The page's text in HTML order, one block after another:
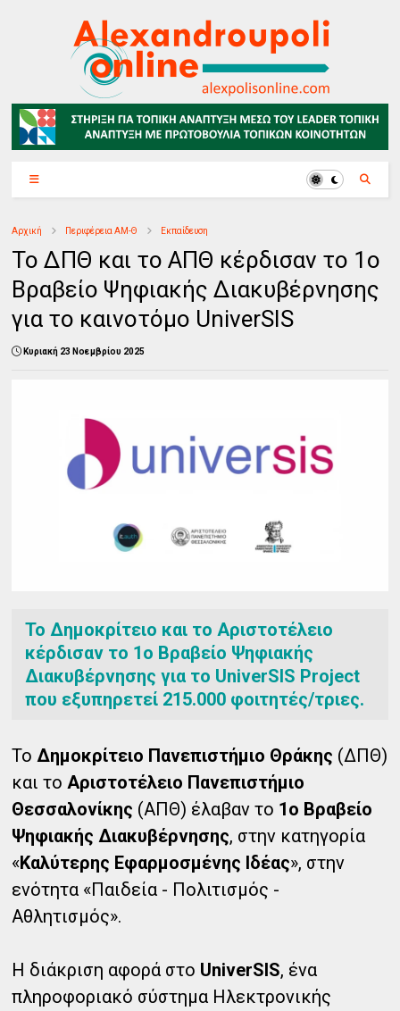
Αρχική Περιφέρεια ΑΜ-Θ Εκπαίδευση
Το ΔΠΘ και το ΑΠΘ κέρδισαν το 1ο
Βραβείο Ψηφιακής Διακυβέρνησης
για το καινοτόμο UniverSIS
Κυριακή 23 Νοεμβρίου 2025
Το Δημοκρίτειο και το Αριστοτέλειο
κέρδισαν το 1ο Βραβείο Ψηφιακής
Διακυβέρνησης για το UniverSIS Project
που εξυπηρετεί 215.000 φοιτητές/τριες.
Το Δημοκρίτειο Πανεπιστήμιο Θράκης (ΔΠΘ)
και το Αριστοτέλειο Πανεπιστήμιο
Θεσσαλονίκης (ΑΠΘ) έλαβαν το 1ο Βραβείο
Ψηφιακής Διακυβέρνησης, στην κατηγορία
«Καλύτερης Εφαρμοσμένης Ιδέας», στην
ενότητα «Παιδεία - Πολιτισμός -
Αθλητισμός».
Η διάκριση αφορά στο UniverSIS, ένα
πληροφοριακό σύστημα Ηλεκτρονικής